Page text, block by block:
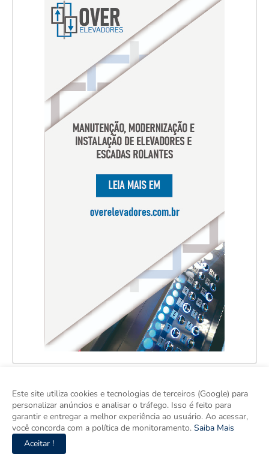
Este site utiliza cookies e tecnologias de terceiros (Google) para
personalizar anúncios e analisar o tráfego. Isso é feito para
garantir e entregar a melhor experiência ao usuário. Ao acessar,
você concorda com a política de monitoramento. Saiba Mais
Aceitar !